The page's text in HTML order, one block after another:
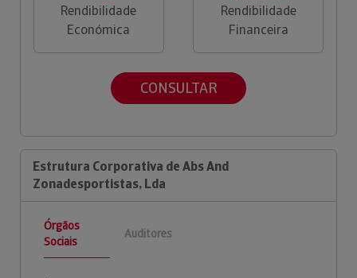
Rendibilidade
Económica
Rendibilidade
Financeira
CONSULTAR
Estrutura Corporativa de Abs And
Zonadesportistas, Lda
Órgãos
Sociais
Auditores